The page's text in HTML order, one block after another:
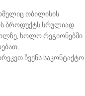
თბილისის
ბროდუქტს სრულიად
ხოლო რეგიონებში
ჩვენს საკონტაქტო